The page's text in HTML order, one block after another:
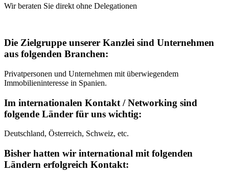
Wir beraten Sie direkt ohne Delegationen
Die Zielgruppe unserer Kanzlei sind Unternehmen
aus folgenden Branchen:
Privatpersonen und Unternehmen mit überwiegendem
Immobilieninteresse in Spanien.
Im internationalen Kontakt / Networking sind
folgende Länder für uns wichtig:
Deutschland, Österreich, Schweiz, etc.
Bisher hatten wir international mit folgenden
Ländern erfolgreich Kontakt: